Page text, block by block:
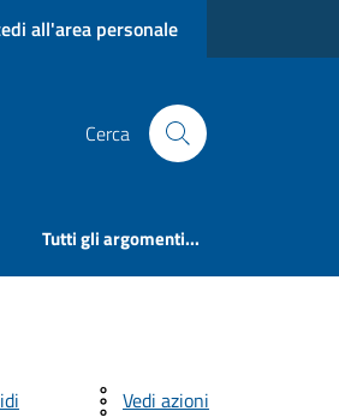
all'area personale
Cerca
Tutti gli argomenti...
Vedi azioni